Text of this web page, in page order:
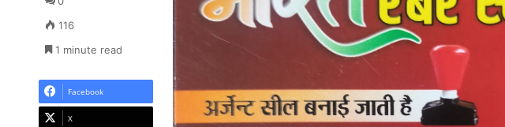
116
1 minute read
Facebook
X